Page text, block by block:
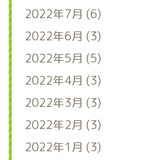
2022年7月 (6)
2022年6月 (3)
2022年5月 (5)
2022年4月 (3)
2022年3月 (3)
2022年2月 (3)
2022年1月 (3)